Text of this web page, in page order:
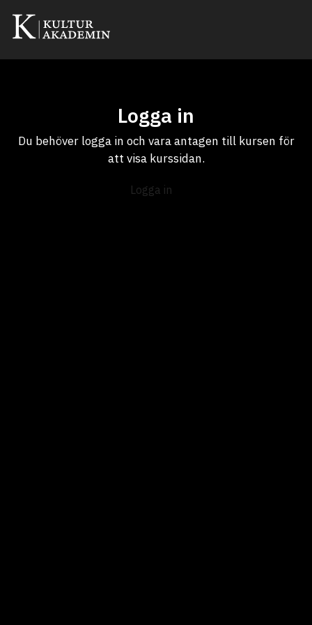
Logga in
Du behöver logga in och vara antagen till kursen för
att visa kurssidan.
Logga in